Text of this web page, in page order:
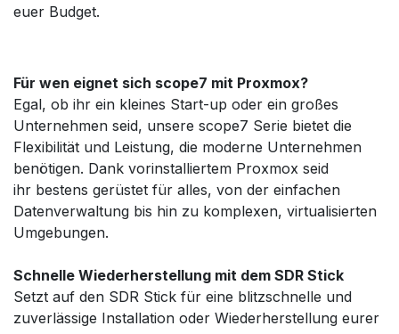
euer Budget.
Für wen eignet sich scope7 mit Proxmox?
Egal, ob ihr ein kleines Start-up oder ein großes
Unternehmen seid, unsere scope7 Serie bietet die
Flexibilität und Leistung, die moderne Unternehmen
benötigen. Dank vorinstalliertem Proxmox seid
ihr bestens gerüstet für alles, von der einfachen
Datenverwaltung bis hin zu komplexen, virtualisierten
Umgebungen.
Schnelle Wiederherstellung mit dem SDR Stick
Setzt auf den SDR Stick für eine blitzschnelle und
zuverlässige Installation oder Wiederherstellung eurer